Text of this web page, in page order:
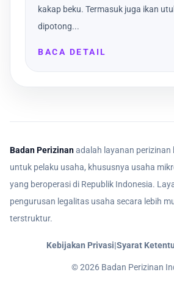
kakap beku. Termasuk juga ikan
dipotong...
BACA DETAIL
Badan Perizinanadalah layanan perizinan
untuk pelaku usaha, khususnya usaha
yang beroperasi di Republik Indonesia.
pengurusan legalitas usaha secara lebih
terstruktur.
Kebijakan Privasi|Syarat
©2026Badan Perizinan